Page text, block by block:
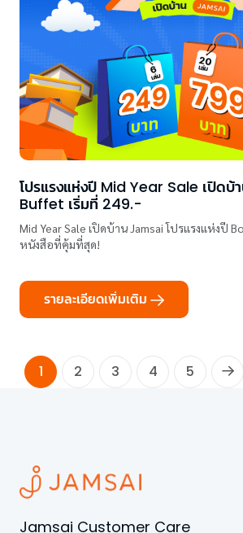
โปรแรงแห่งปี Mid Year Sale เปิดบ้
Buffet เริ่มที่ 249.-
Mid Year Sale เปิดบ้าน Jamsai โปรแรงแห่งปี
หนังสือที่คุ้มที่สุด!
รายละเอียดเพิ่มเติม
1 2 3 4 5
Jamsai Customer Care